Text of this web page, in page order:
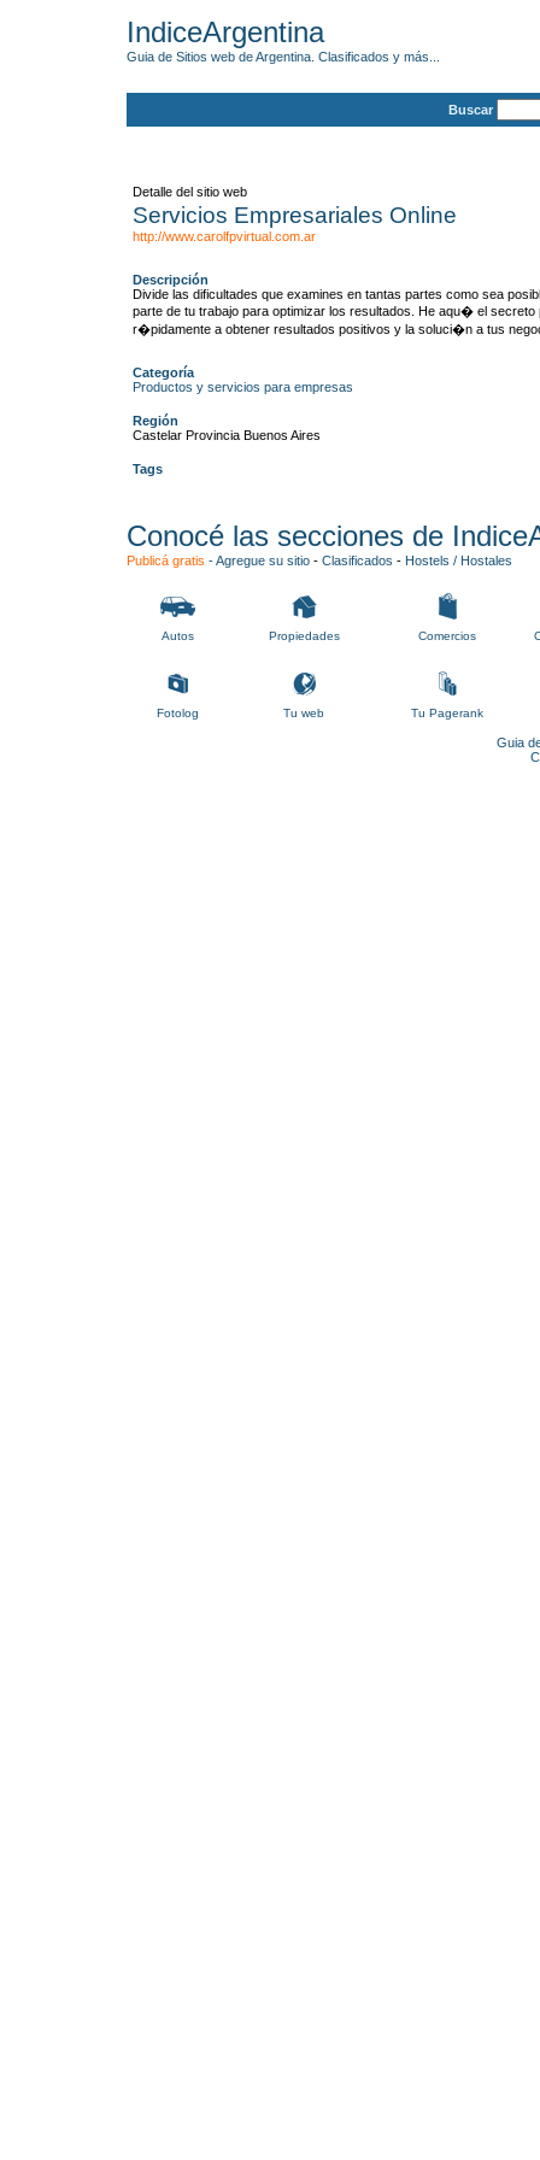
IndiceArgentina
Guia de Sitios web de Argentina. Clasificados y más...
Buscar
Detalle del sitio web
Servicios Empresariales Online
http://www.carolfpvirtual.com.ar
Descripción
Divide las dificultades que examines en tantas partes como sea
parte de tu trabajo para optimizar los resultados. He aqu� el secreto
r�pidamente a obtener resultados positivos y la soluci�n a tus
Categoría
Productos y servicios para empresas
Región
Castelar Provincia Buenos Aires
Tags
Conocé las secciones de
Publicá gratis -Agregue su sitio - Clasificados - Hostels / Hostales
Autos Propiedades Comercios
Fotolog Tu web Tu Pagerank
Guia